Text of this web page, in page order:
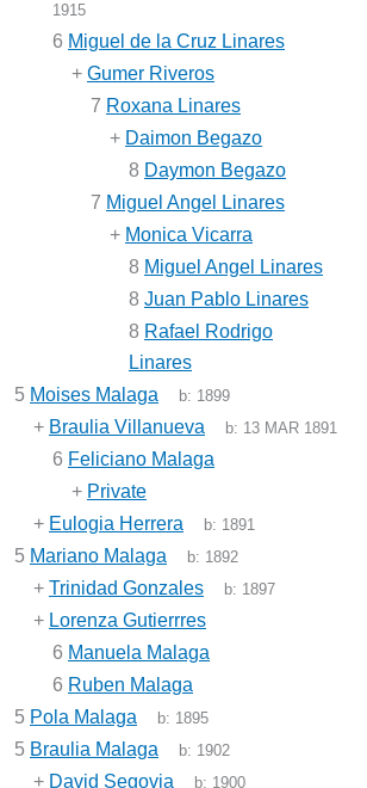
1915
6 Miguel de la Cruz Linares
+ Gumer Riveros
7 Roxana Linares
+ Daimon Begazo
8 Daymon Begazo
7 Miguel Angel Linares
+ Monica Vicarra
8 Miguel Angel Linares
8 Juan Pablo Linares
8 Rafael Rodrigo
Linares
5 Moises Malaga b: 1899
+ Braulia Villanueva b: 13 MAR 1891
6 Feliciano Malaga
+ Private
+ Eulogia Herrera b: 1891
5 Mariano Malaga b: 1892
+ Trinidad Gonzales b: 1897
+ Lorenza Gutierrres
6 Manuela Malaga
6 Ruben Malaga
5 Pola Malaga b: 1895
5 Braulia Malaga b: 1902
+ David Segovia b: 1900